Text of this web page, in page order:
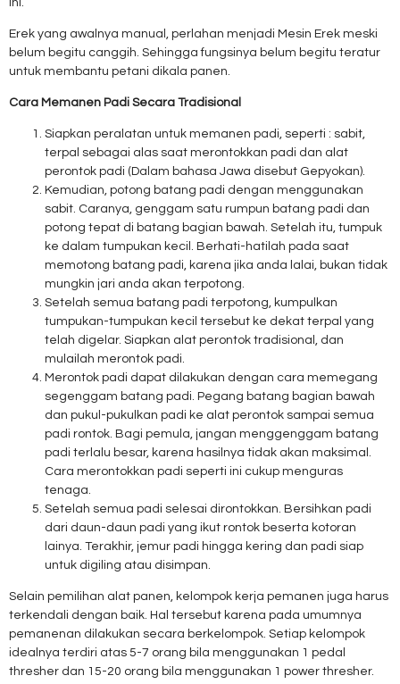
ini.
Erek yang awalnya manual, perlahan menjadi Mesin Erek meski
belum begitu canggih. Sehingga fungsinya belum begitu teratur
untuk membantu petani dikala panen.
Cara Memanen Padi Secara Tradisional
Siapkan peralatan untuk memanen padi, seperti : sabit,
terpal sebagai alas saat merontokkan padi dan alat
perontok padi (Dalam bahasa Jawa disebut Gepyokan).
Kemudian, potong batang padi dengan menggunakan
sabit. Caranya, genggam satu rumpun batang padi dan
potong tepat di batang bagian bawah. Setelah itu, tumpuk
ke dalam tumpukan kecil. Berhati-hatilah pada saat
memotong batang padi, karena jika anda lalai, bukan tidak
mungkin jari anda akan terpotong.
Setelah semua batang padi terpotong, kumpulkan
tumpukan-tumpukan kecil tersebut ke dekat terpal yang
telah digelar. Siapkan alat perontok tradisional, dan
mulailah merontok padi.
Merontok padi dapat dilakukan dengan cara memegang
segenggam batang padi. Pegang batang bagian bawah
dan pukul-pukulkan padi ke alat perontok sampai semua
padi rontok. Bagi pemula, jangan menggenggam batang
padi terlalu besar, karena hasilnya tidak akan maksimal.
Cara merontokkan padi seperti ini cukup menguras
tenaga.
Setelah semua padi selesai dirontokkan. Bersihkan padi
dari daun-daun padi yang ikut rontok beserta kotoran
lainya. Terakhir, jemur padi hingga kering dan padi siap
untuk digiling atau disimpan.
Selain pemilihan alat panen, kelompok kerja pemanen juga harus
terkendali dengan baik. Hal tersebut karena pada umumnya
pemanenan dilakukan secara berkelompok. Setiap kelompok
idealnya terdiri atas 5-7 orang bila menggunakan 1 pedal
thresher dan 15-20 orang bila menggunakan 1 power thresher.